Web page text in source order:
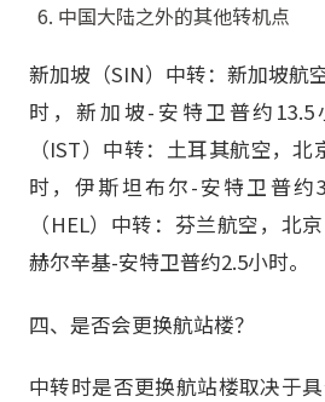
中国大陆之外的其他转机点
新加坡（SIN）中转：新加坡航
时，新加坡-安特卫普约
（IST）中转：土耳其航空，
时，伊斯坦布尔-安特卫普约
（HEL）中转：芬兰航空，北
赫尔辛基-安特卫普约2.5小时。
四、是否会更换航站楼？
中转时是否更换航站楼取决于具